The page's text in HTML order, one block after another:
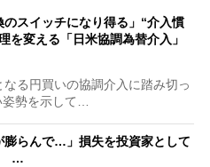
のスイッチになり得る」“介入慣
を変える「日米協調為替介入」
る円買いの協調介入に踏み切っ
姿勢を示して…
膨らんで…」損失を投資家として
…